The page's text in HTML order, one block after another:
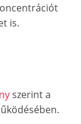
is.
szerint a